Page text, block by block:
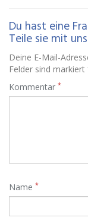
Du hast eine
Teile sie mit
Deine E-Mail-
Felder sind markiert
Kommentar *
Name *